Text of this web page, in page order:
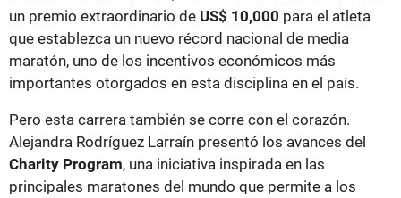
un premio extraordinario de US$ 10,000 para el atleta
que establezca un nuevo récord nacional de media
maratón, uno de los incentivos económicos más
importantes otorgados en esta disciplina en el país.
Pero esta carrera también se corre con el corazón.
Alejandra Rodríguez Larraín presentó los avances del
Charity Program, una iniciativa inspirada en las
principales maratones del mundo que permite a los